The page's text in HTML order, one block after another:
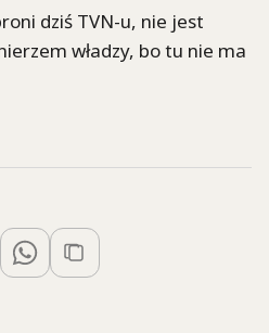
dziś TVN-u, nie jest
władzy, bo tu nie ma